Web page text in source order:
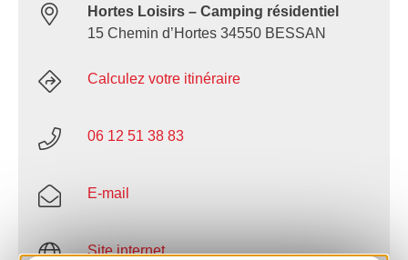
Hortes Loisirs – Camping résidentiel
15 Chemin d’Hortes 34550 BESSAN
Calculez votre itinéraire
06 12 51 38 83
E-mail
Site internet